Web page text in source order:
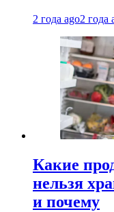
2 года ago2 года
Какие
нельзя
и почему